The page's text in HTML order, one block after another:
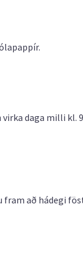
daga milli kl.
að hádegi